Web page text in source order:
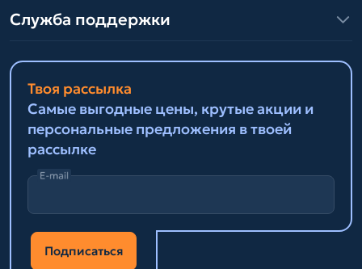
Служба поддержки
Твоя рассылка
Самые выгодные цены, крутые акции и
персональные предложения в твоей
рассылке
E-mail
Подписаться